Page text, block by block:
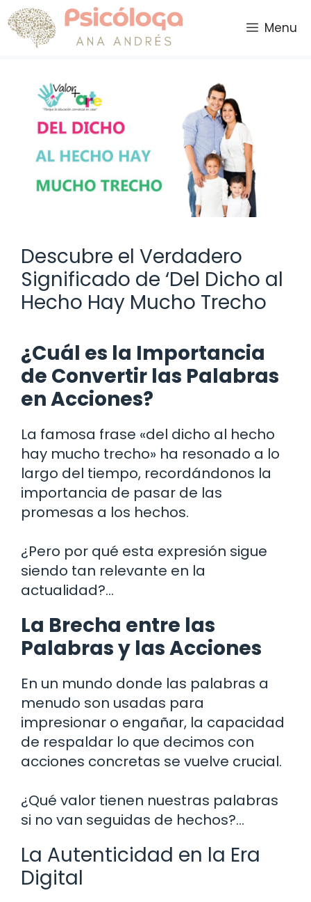
Saltar
al
contenido
Menu
Descubre el Verdadero
Significado de ‘Del Dicho al
Hecho Hay Mucho Trecho
¿Cuál es la Importancia
de Convertir las Palabras
en Acciones?
La famosa frase «del dicho al hecho
hay mucho trecho» ha resonado a lo
largo del tiempo, recordándonos la
importancia de pasar de las
promesas a los hechos.
¿Pero por qué esta expresión sigue
siendo tan relevante en la
actualidad?…
La Brecha entre las
Palabras y las Acciones
En un mundo donde las palabras a
menudo son usadas para
impresionar o engañar, la capacidad
de respaldar lo que decimos con
acciones concretas se vuelve crucial.
¿Qué valor tienen nuestras palabras
si no van seguidas de hechos?…
La Autenticidad en la Era
Digital